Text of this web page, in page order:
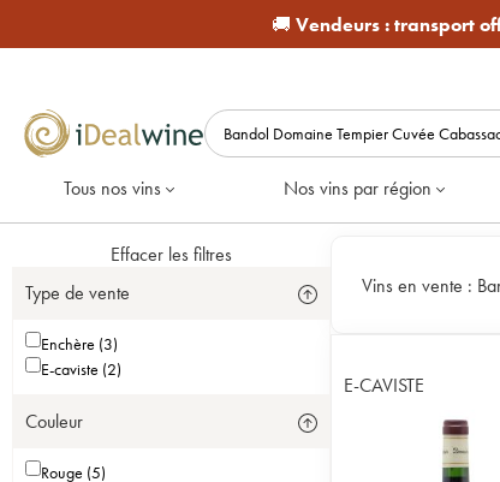
🚚 Vendeurs :transport
Tous nos vins Nos vins par région
Effacer les filtres
Type de vente
Enchère (3)
E-caviste (2)
Couleur
Rouge (5)
Vins en vente :
E-CAVISTE